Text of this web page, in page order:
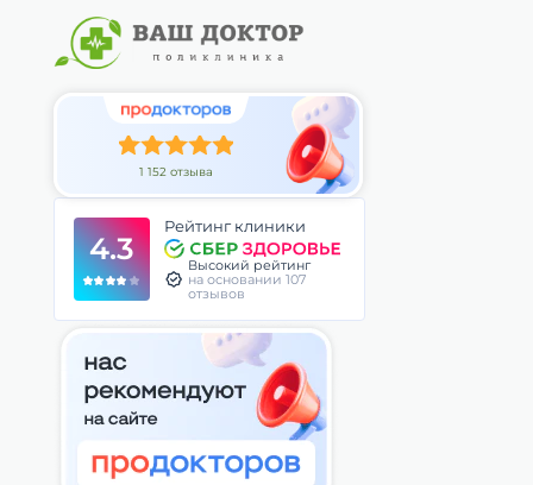
1 152 отзыва
4.3
Рейтинг клиники
Высокий рейтинг
на основании 107
отзывов